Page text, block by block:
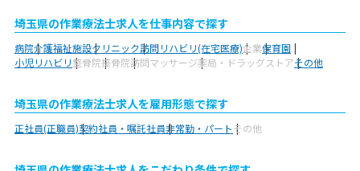
埼玉県の作業療法士求人を仕事内容で探す
病院介護福祉施設クリニック訪問リハビリ(在宅医療)企業保育園
小児リハビリ整骨院接骨院訪問マッサージ薬局・ドラッグストアその他
埼玉県の作業療法士求人を雇用形態で探す
正社員(正職員)契約社員・嘱託社員非常勤・パートその他